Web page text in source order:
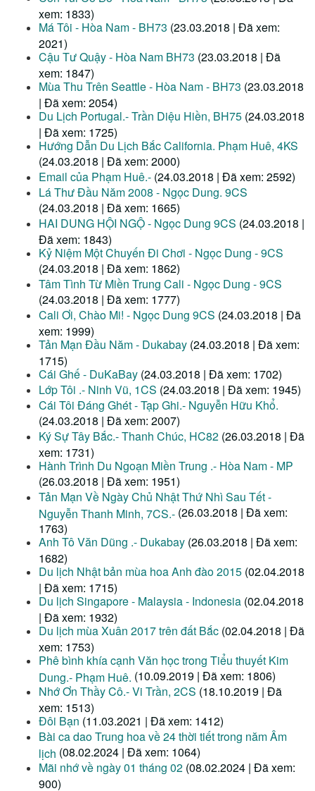
xem: 1833)
Má Tôi - Hòa Nam - BH73 (23.03.2018 | Đã xem:
2021)
Cậu Tư Quậy - Hòa Nam BH73 (23.03.2018 | Đã
xem: 1847)
Mùa Thu Trên Seattle - Hòa Nam - BH73 (23.03.2018
| Đã xem: 2054)
Du Lịch Portugal.- Trần Diệu Hiền, BH75 (24.03.2018
| Đã xem: 1725)
Hướng Dẫn Du Lịch Bắc California. Phạm Huê, 4KS
(24.03.2018 | Đã xem: 2000)
Email của Phạm Huê.- (24.03.2018 | Đã xem: 2592)
Lá Thư Đầu Năm 2008 - Ngọc Dung. 9CS
(24.03.2018 | Đã xem: 1665)
HAI DUNG HỘI NGỘ - Ngọc Dung 9CS (24.03.2018 |
Đã xem: 1843)
Kỷ Niệm Một Chuyến Đi Chơi - Ngọc Dung - 9CS
(24.03.2018 | Đã xem: 1862)
Tâm Tình Từ Miền Trung Cali - Ngọc Dung - 9CS
(24.03.2018 | Đã xem: 1777)
Cali Ơi, Chào Mi! - Ngọc Dung 9CS (24.03.2018 | Đã
xem: 1999)
Tản Mạn Đầu Năm - Dukabay (24.03.2018 | Đã xem:
1715)
Cái Ghế - DuKaBay (24.03.2018 | Đã xem: 1702)
Lớp Tôi .- Ninh Vũ, 1CS (24.03.2018 | Đã xem: 1945)
Cái Tôi Đáng Ghét - Tạp Ghi.- Nguyễn Hữu Khổ.
(24.03.2018 | Đã xem: 2007)
Ký Sự Tây Bắc.- Thanh Chúc, HC82 (26.03.2018 | Đã
xem: 1731)
Hành Trình Du Ngoạn Miền Trung .- Hòa Nam - MP
(26.03.2018 | Đã xem: 1951)
Tản Mạn Về Ngày Chủ Nhật Thứ Nhì Sau Tết -
Nguyễn Thanh Minh, 7CS.- (26.03.2018 | Đã xem:
1763)
Anh Tô Văn Dũng .- Dukabay (26.03.2018 | Đã xem:
1682)
Du lịch Nhật bản mùa hoa Anh đào 2015 (02.04.2018
| Đã xem: 1715)
Du lịch Singapore - Malaysia - Indonesia (02.04.2018
| Đã xem: 1932)
Du lịch mùa Xuân 2017 trên đất Bắc (02.04.2018 | Đã
xem: 1753)
Phê bình khía cạnh Văn học trong Tiểu thuyết Kim
Dung.- Phạm Huê. (10.09.2019 | Đã xem: 1806)
Nhớ Ơn Thầy Cô.- Vi Trần, 2CS (18.10.2019 | Đã
xem: 1513)
Đôi Bạn (11.03.2021 | Đã xem: 1412)
Bài ca dao Trung hoa về 24 thời tiết trong năm Âm
lịch (08.02.2024 | Đã xem: 1064)
Mãi nhớ về ngày 01 tháng 02 (08.02.2024 | Đã xem:
900)